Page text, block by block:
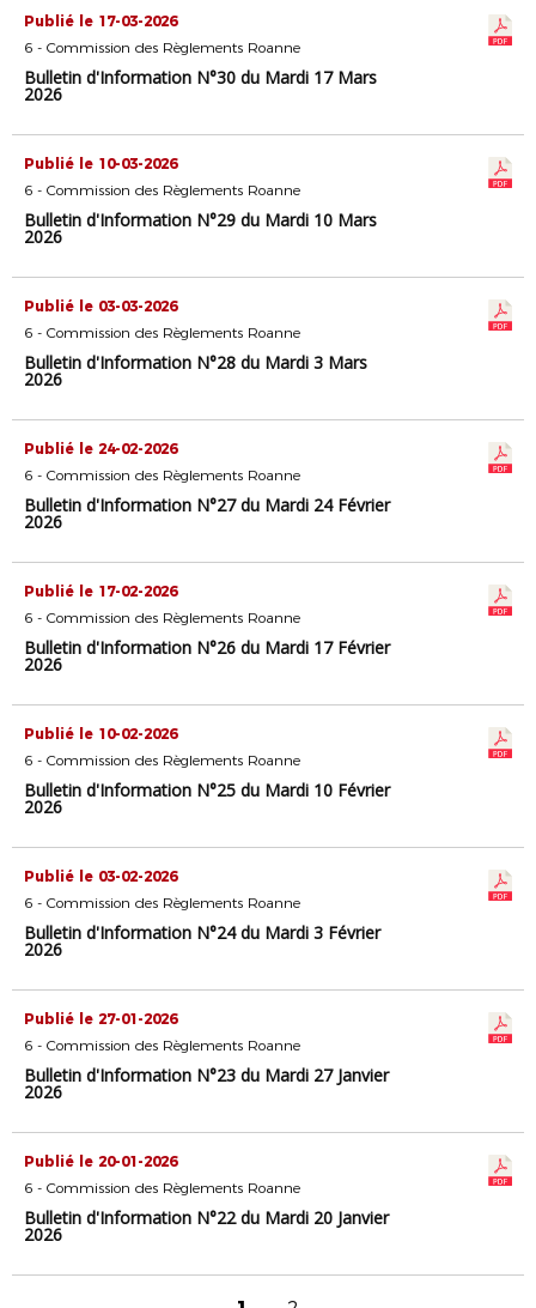
Publié le 17-03-2026
6 - Commission des Règlements Roanne
Bulletin d'Information N°30 du Mardi 17 Mars
2026
Publié le 10-03-2026
6 - Commission des Règlements Roanne
Bulletin d'Information N°29 du Mardi 10 Mars
2026
Publié le 03-03-2026
6 - Commission des Règlements Roanne
Bulletin d'Information N°28 du Mardi 3 Mars
2026
Publié le 24-02-2026
6 - Commission des Règlements Roanne
Bulletin d'Information N°27 du Mardi 24 Février
2026
Publié le 17-02-2026
6 - Commission des Règlements Roanne
Bulletin d'Information N°26 du Mardi 17 Février
2026
Publié le 10-02-2026
6 - Commission des Règlements Roanne
Bulletin d'Information N°25 du Mardi 10 Février
2026
Publié le 03-02-2026
6 - Commission des Règlements Roanne
Bulletin d'Information N°24 du Mardi 3 Février
2026
Publié le 27-01-2026
6 - Commission des Règlements Roanne
Bulletin d'Information N°23 du Mardi 27 Janvier
2026
Publié le 20-01-2026
6 - Commission des Règlements Roanne
Bulletin d'Information N°22 du Mardi 20 Janvier
2026